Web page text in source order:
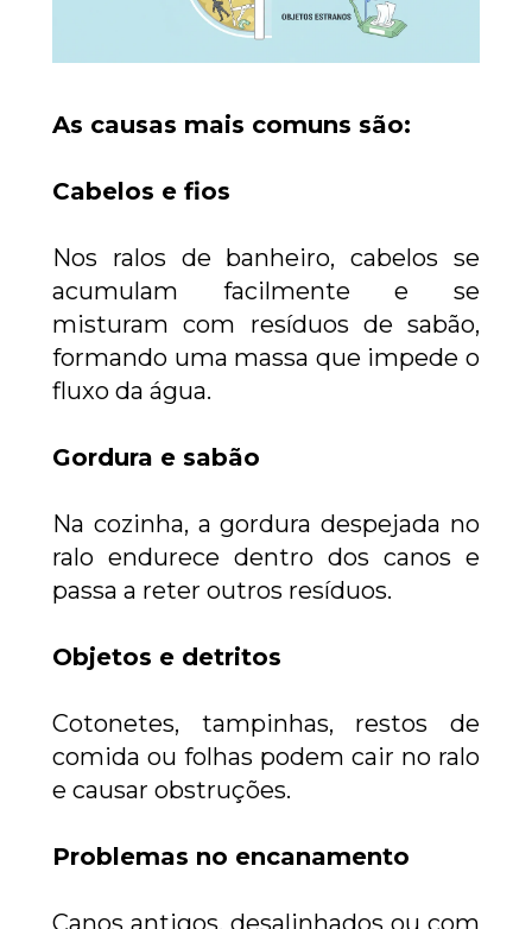
As causas mais comuns são:
Cabelos e fios
Nos ralos de banheiro, cabelos se
acumulam facilmente e se
misturam com resíduos de sabão,
formando uma massa que impede o
fluxo da água.
Gordura e sabão
Na cozinha, a gordura despejada no
ralo endurece dentro dos canos e
passa a reter outros resíduos.
Objetos e detritos
Cotonetes, tampinhas, restos de
comida ou folhas podem cair no ralo
e causar obstruções.
Problemas no encanamento
Canos antigos, desalinhados ou com